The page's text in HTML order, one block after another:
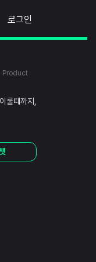
로그인
· Product
룰때까지,